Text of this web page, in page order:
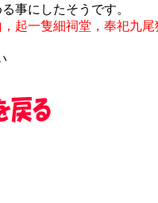
事にしたそうです。
起一隻細祠堂，奉祀九尾